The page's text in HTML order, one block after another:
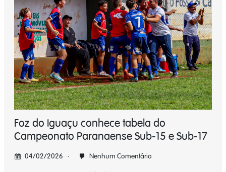
Foz do Iguaçu conhece tabela do
Campeonato Paranaense Sub-15 e Sub-17
04/02/2026 Nenhum Comentário